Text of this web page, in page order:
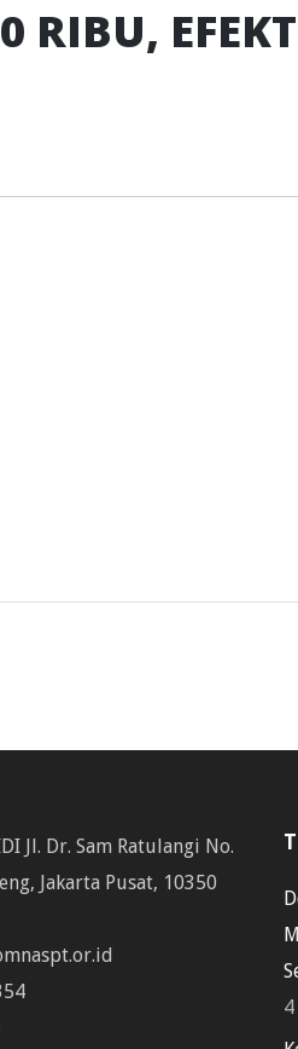
RIBU,
Jl. Dr. Sam Ratulangi No.
Jakarta Pusat, 10350